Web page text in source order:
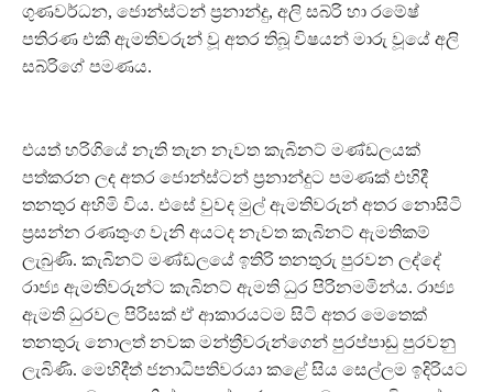
ගුණවර්ධන, ජොන්ස්ටන් ප්‍රනාන්දු, අලි සබ්රි හා රමේෂ්
පතිරණ එකී ඇමතිවරුන් වූ අතර තිබූ විෂයන් මාරු වූයේ අලි
සබ්රිගේ පමණය.
එයත් හරිගියේ නැති තැන නැවත කැබිනට් මණ්ඩලයක්
පත්කරන ලද අතර ජොන්ස්ටන් ප්‍රනාන්දුට පමණක් එහිදී
තනතුර අහිමි විය. එසේ වුවද මුල් ඇමතිවරුන් අතර නොසිටි
ප්‍රසන්න රණතුංග වැනි අයටද නැවත කැබිනට් ඇමතිකම්
ලැබුණි. කැබිනට් මණ්ඩලයේ ඉතිරි තනතුරු පුරවන ලද්දේ
රාජ්‍ය ඇමතිවරුන්ට කැබිනට් ඇමති ධුර පිරිනමමින්ය. රාජ්‍ය
ඇමති ධුරවල පිරිසක් ඒ ආකාරයටම සිටි අතර මෙතෙක්
තනතුරු නොලත් නවක මන්ත්‍රීවරුන්ගෙන් පුරප්පාඩු පුරවනු
ලැබිණි. මෙහිදීත් ජනාධිපතිවරයා කළේ සිය සෙල්ලම ඉදිරියට